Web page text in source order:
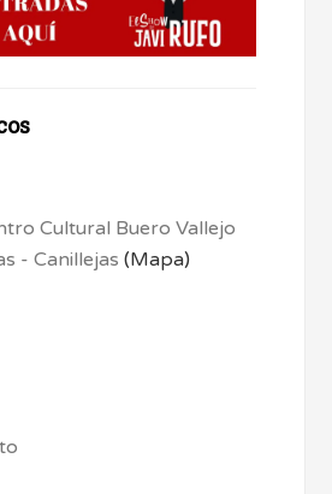
Cultural Buero Vallejo
- Canillejas(Mapa)